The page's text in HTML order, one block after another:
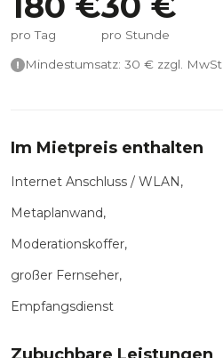
pro Tag pro Stunde
Mindestumsatz: 30 € zzgl. MwSt.
Im Mietpreis enthalten
Internet Anschluss / WLAN,
Metaplanwand,
Moderationskoffer,
großer Fernseher,
Empfangsdienst